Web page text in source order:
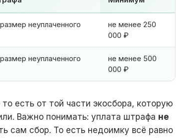
неуплаченного
не менее 250
000 ₽
неуплаченного
не менее 500
000 ₽
есть от той части экосбора, которую
Важно понимать: уплата штрафа не
сам сбор. То есть недоимку всё равно